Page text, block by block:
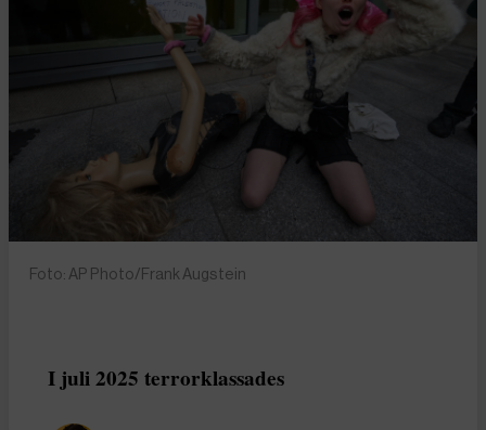
Foto: AP Photo/Frank Augstein
I juli 2025 terrorklassades